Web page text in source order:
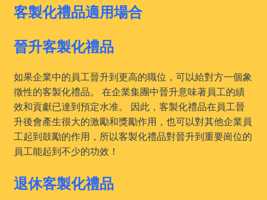
客製化禮品適用場合
晉升客製化禮品
如果企業中的員工晉升到更高的職位，可以給對方一個象
徵性的客製化禮品。 在企業集團中晉升意味著員工的績
效和貢獻已達到預定水准。 因此，客製化禮品在員工晉
升後會產生很大的激勵和獎勵作用，也可以對其他企業員
工起到鼓勵的作用，所以客製化禮品對晉升到重要崗位的
員工能起到不少的功效！
退休客製化禮品